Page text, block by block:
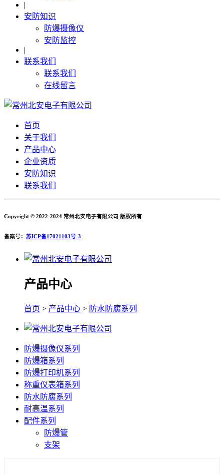
|
安防知识
防爆摄像仪
安防监控
|
联系我们
联系我们
在线留言
首页
关于我们
产品中心
企业资质
安防知识
联系我们
Copyright © 2022-2024 常州北安电子有限公司 版权所有
备案号： 苏ICP备17021103号-3
产品中心
首页 > 产品中心 > 防水防腐系列
防爆摄像仪系列
防爆箱系列
防爆打印机系列
称重仪表箱系列
防水防腐系列
耐高温系列
配件系列
防爆管
支架